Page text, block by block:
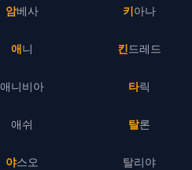
암베사
애니
애니비아
애쉬
야스오
키아나
킨드레드
타릭
탈론
탈리야